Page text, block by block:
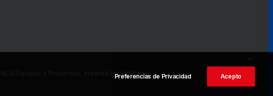
Equipos y Proyectos, created by
Adlibweb
Preferencias de Privacidad Acepto